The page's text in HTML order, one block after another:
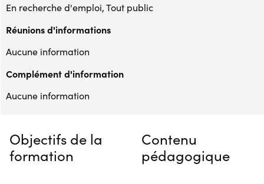
En recherche d'emploi, Tout public
Réunions d'informations
Aucune information
Complément d'information
Aucune information
Objectifs de la
formation
Contenu
pédagogique